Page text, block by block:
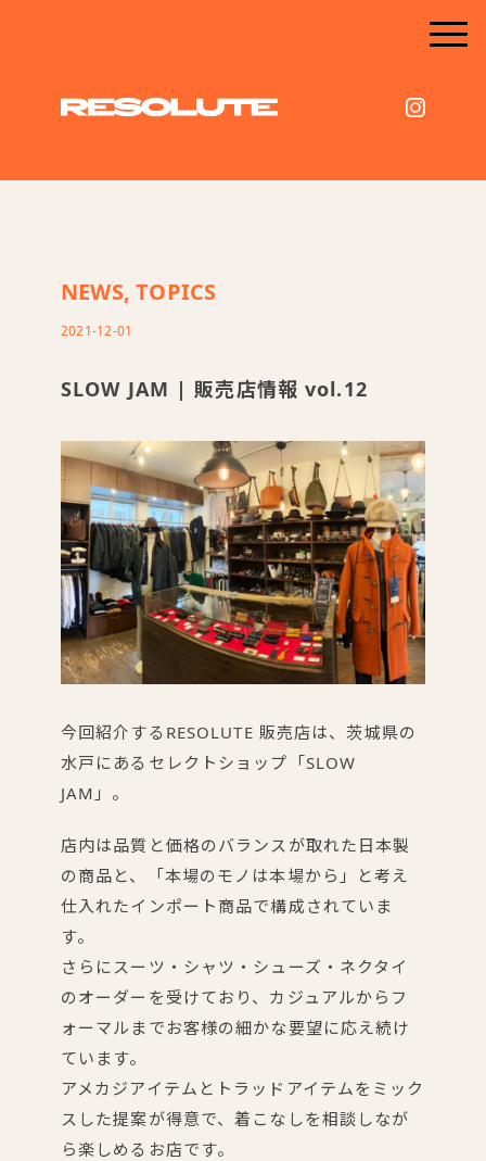
NEWS,TOPICS
2021-12-01
SLOW JAM | 販売店情報 vol.12
今回紹介するRESOLUTE 販売店は、茨城県の
水戸にあるセレクトショップ「SLOW
JAM」。
店内は品質と価格のバランスが取れた日本製
の商品と、「本場のモノは本場から」と考え
仕入れたインポート商品で構成されていま
す。
さらにスーツ・シャツ・シューズ・ネクタイ
のオーダーを受けており、カジュアルからフ
ォーマルまでお客様の細かな要望に応え続け
ています。
アメカジアイテムとトラッドアイテムをミック
スした提案が得意で、着こなしを相談しなが
ら楽しめるお店です。